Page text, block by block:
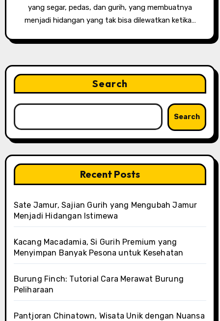
yang segar, pedas, dan gurih, yang membuatnya
menjadi hidangan yang tak bisa dilewatkan ketika…
Search
Search
Recent Posts
Sate Jamur, Sajian Gurih yang Mengubah Jamur
Menjadi Hidangan Istimewa
Kacang Macadamia, Si Gurih Premium yang
Menyimpan Banyak Pesona untuk Kesehatan
Burung Finch: Tutorial Cara Merawat Burung
Peliharaan
Pantjoran Chinatown, Wisata Unik dengan Nuansa